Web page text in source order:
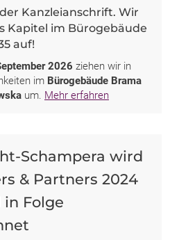
Kanzleianschrift. Wir
Kapitel im Bürogebäude
auf!
2026 ziehen wir in
im Bürogebäude Brama
um. Mehr erfahren
Schampera wird
& Partners 2024
in Folge